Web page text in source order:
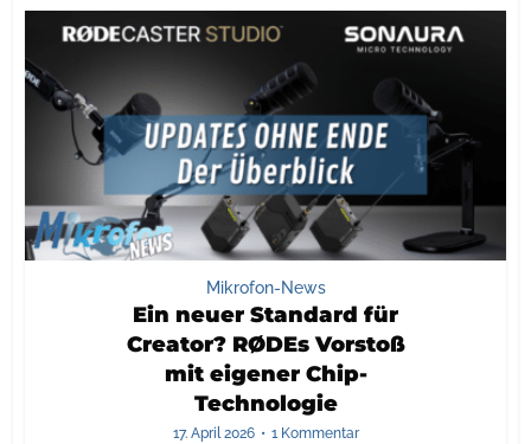
Mikrofon-News
Ein neuer Standard für
Creator? RØDEs Vorstoß
mit eigener Chip-
Technologie
17. April 2026 1 Kommentar